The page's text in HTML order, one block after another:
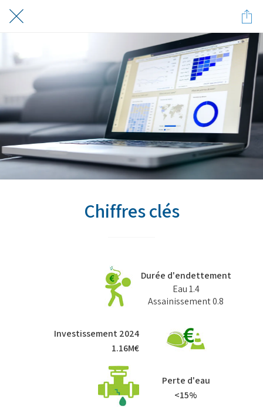
Chiffres clés
Durée d'endettement
Eau 1.4
Assainissement 0.8
Investissement 2024
1.16M€
Perte d'eau
<15%